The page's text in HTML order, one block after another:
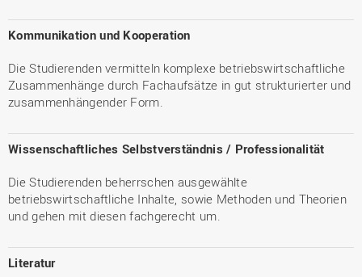
Kommunikation und Kooperation
Die Studierenden vermitteln komplexe betriebswirtschaftliche
Zusammenhänge durch Fachaufsätze in gut strukturierter und
zusammenhängender Form.
Wissenschaftliches Selbstverständnis / Professionalität
Die Studierenden beherrschen ausgewählte
betriebswirtschaftliche Inhalte, sowie Methoden und Theorien
und gehen mit diesen fachgerecht um.
Literatur